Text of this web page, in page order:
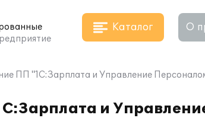
Каталог О
ПП "1С:Зарплата и Управление
и